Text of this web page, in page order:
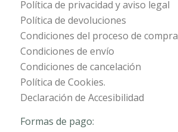
Política de privacidad y aviso legal
Política de devoluciones
Condiciones del proceso de compra
Condiciones de envío
Condiciones de cancelación
Política de Cookies.
Declaración de Accesibilidad
Formas de pago: